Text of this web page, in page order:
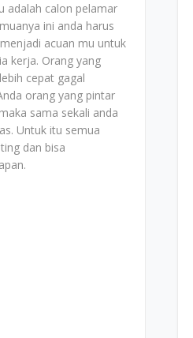
adalah calon pelamar
ini anda harus
acuan mu untuk
kerja. Orang yang
cepat gagal
orang yang pintar
sama sekali anda
Untuk itu semua
dan bisa